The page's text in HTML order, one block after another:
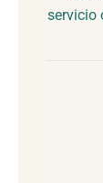
servicio